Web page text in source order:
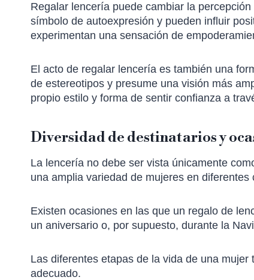
Regalar lencería puede cambiar la
símbolo de autoexpresión y pueden influir
experimentan una sensación de
El acto de regalar lencería es también una
de estereotipos y presume una visión más
propio estilo y forma de sentir confianza a
Diversidad de destinatarios y
La lencería no debe ser vista únicamente
una amplia variedad de mujeres en
Existen ocasiones en las que un regalo de
un aniversario o, por supuesto, durante la
Las diferentes etapas de la vida de una
adecuado.